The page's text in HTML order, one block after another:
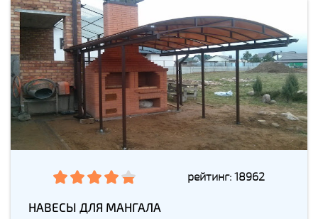
рейтинг: 18962
НАВЕСЫ ДЛЯ МАНГАЛА